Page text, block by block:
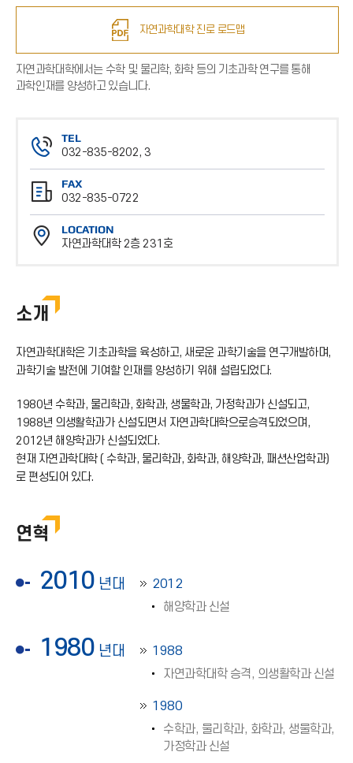
자연과학대학 진로 로드맵
자연과학대학에서는 수학 및 물리학, 화학 등의 기초과학 연구를 통해
과학인재를 양성하고 있습니다.
TEL
032-835-8202, 3
전
화
번
호
FAX
032-835-0722
팩
스
번
LOCATION
자연과학대학 2층 231호
소개
자연과학대학은 기초과학을 육성하고, 새로운 과학기술을 연구개발하며,
과학기술 발전에 기여할 인재를 양성하기 위해 설립되었다.
1980년 수학과, 물리학과, 화학과, 생물학과, 가정학과가 신설되고,
1988년 의생활학과가 신설되면서 자연과학대학으로승격되었으며,
2012년 해양학과가 신설되었다.
현재 자연과학대학 ( 수학과, 물리학과, 화학과, 해양학과, 패션산업학과)
로 편성되어 있다.
연혁
2010 년대
2012
해양학과 신설
1980 년대
1988
자연과학대학 승격, 의생활학과 신설
1980
수학과, 물리학과, 화학과, 생물학과,
가정학과 신설